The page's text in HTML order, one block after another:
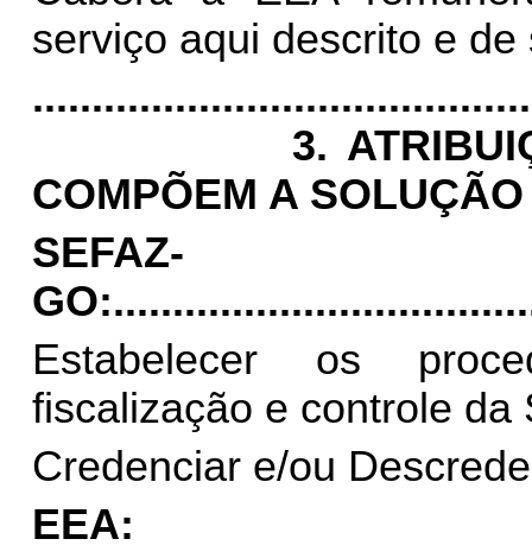
serviço aqui descrito e
3.
COMPÕEM A
SEFAZ-
GO:
Estabelecer os
fiscalização e controle da
Credenciar e/ou
EEA: